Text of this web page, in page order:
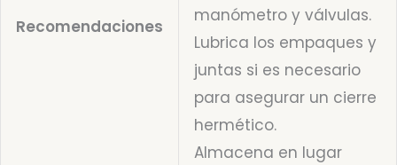
Recomendaciones
manómetro y válvulas.
Lubrica los empaques y
juntas si es necesario
para asegurar un cierre
hermético.
Almacena en lugar